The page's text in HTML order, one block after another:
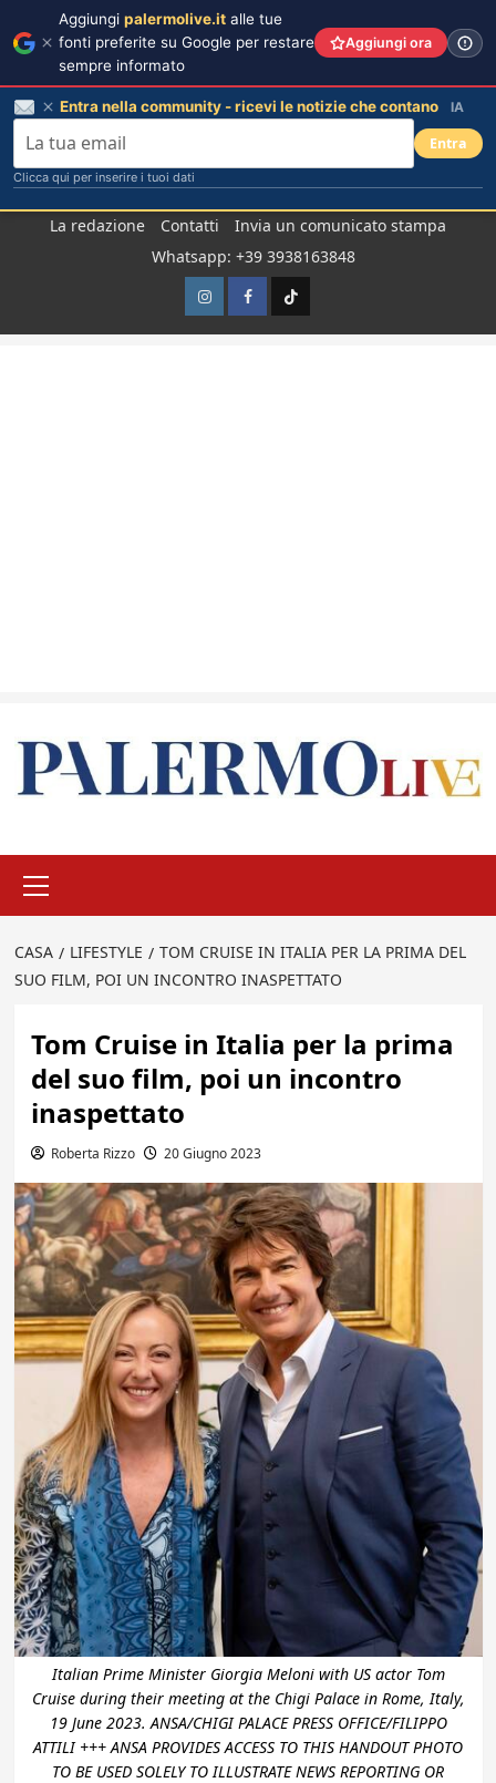
La redazione Contatti
Invia un comunicato stampa
Whatsapp: +39 3938163848
InstagramFacebook
TikTok
principale
CASA LIFESTYLE
TOM CRUISE IN ITALIA PER LA PRIMA DEL
SUO FILM, POI UN INCONTRO INASPETTATO
Tom Cruise in Italia per la prima
del suo film, poi un incontro
inaspettato
Roberta Rizzo 20 Giugno 2023
Italian Prime Minister Giorgia Meloni with US actor Tom
Cruise during their meeting at the Chigi Palace in Rome, Italy,
19 June 2023. ANSA/CHIGI PALACE PRESS OFFICE/FILIPPO
ATTILI +++ ANSA PROVIDES ACCESS TO THIS HANDOUT PHOTO
TO BE USED SOLELY TO ILLUSTRATE NEWS REPORTING OR
Aggiungi palermolive.it alle tue
fonti preferite su Google per restare
sempre informato
Aggiungi ora
Entra nella community - ricevi le notizie che contano IA
Entra
Clicca qui per inserire i tuoi dati